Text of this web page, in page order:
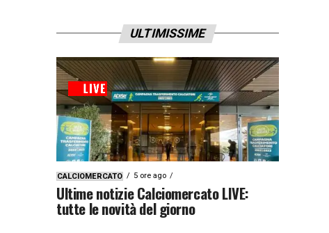
ULTIMISSIME
CALCIOMERCATO 5 ore ago
Ultime notizie Calciomercato LIVE:
tutte le novità del giorno